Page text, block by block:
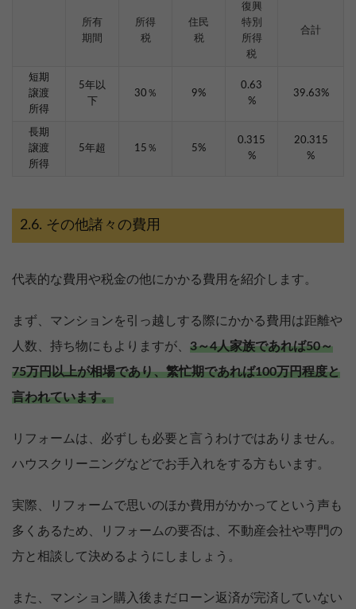
所有
期間
所得
税
住民
税
復興
特別
所得
税
合計
短期
譲渡
所得
5年以
下
30％ 9%
0.63
%
39.63%
長期
譲渡
所得
5年超 15％ 5%
0.315
%
20.315
%
その他諸々の費用
代表的な費用や税金の他にかかる費用を紹介します。
まず、マンションを引っ越しする際にかかる費用は距離や
人数、持ち物にもよりますが、 3～4人家族であれば50～
75万円以上が相場であり、繁忙期であれば100万円程度と
言われています。
リフォームは、必ずしも必要と言うわけではありません。
ハウスクリーニングなどでお手入れをする方もいます。
実際、リフォームで思いのほか費用がかかってという声も
多くあるため、リフォームの要否は、不動産会社や専門の
方と相談して決めるようにしましょう。
また、マンション購入後まだローン返済が完済していない